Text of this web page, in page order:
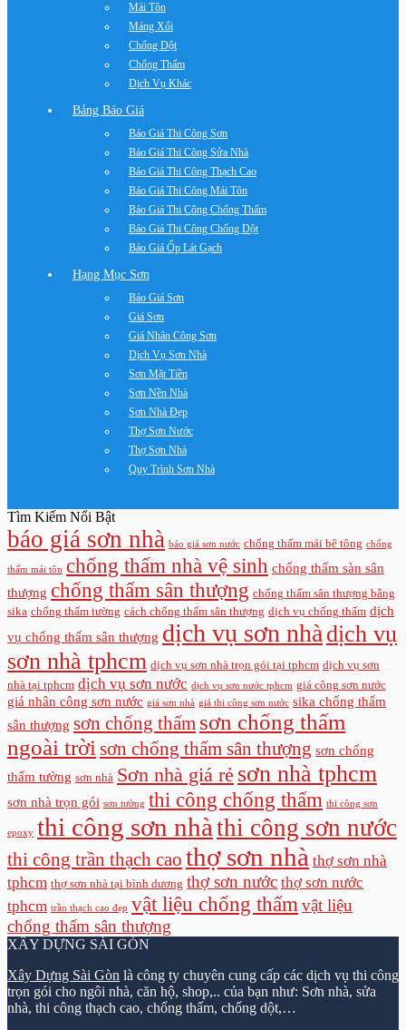
Mái Tôn
Máng Xối
Chống Dột
Chống Thấm
Dịch Vụ Khác
Bảng Báo Giá
Báo Giá Thi Công Sơn
Báo Giá Thi Công Sửa Nhà
Báo Giá Thi Công Thạch Cao
Báo Giá Thi Công Mái Tôn
Báo Giá Thi Công Chống Thấm
Báo Giá Thi Công Chống Dột
Báo Giá Ốp Lát Gạch
Hạng Mục Sơn
Báo Giá Sơn
Giá Sơn
Giá Nhân Công Sơn
Dịch Vụ Sơn Nhà
Sơn Mặt Tiền
Sơn Nền Nhà
Sơn Nhà Đẹp
Thợ Sơn Nước
Thợ Sơn Nhà
Quy Trình Sơn Nhà
Tìm Kiếm Nổi Bật
báo giá sơn nhà báo giá sơn nước chống thấm mái bê tông chống
thấm mái tôn chống thấm nhà vệ sinh chống thấm sàn sân
thượng chống thấm sân thượng chống thấm sân thượng bằng
sika chống thấm tường cách chống thấm sân thượng dịch vụ chống thấm dịch
vụ chống thấm sân thượng dịch vụ sơn nhà dịch vụ
sơn nhà tphcm dịch vụ sơn nhà trọn gói tại tphcm dịch vụ sơn
nhà tại tphcm dịch vụ sơn nước dịch vụ sơn nước tphcm giá công sơn nước
giá nhân công sơn nước giá sơn nhà giá thi công sơn nước sika chống thấm
sân thượng sơn chống thấm sơn chống thấm
ngoài trời sơn chống thấm sân thượng sơn chống
thấm tường sơn nhà Sơn nhà giá rẻ sơn nhà tphcm
sơn nhà trọn gói sơn tường thi công chống thấm thi công sơn
epoxy thi công sơn nhà thi công sơn nước
thi công trần thạch cao thợ sơn nhà thợ sơn nhà
tphcm thợ sơn nhà tại bình dương thợ sơn nước thợ sơn nước
tphcm trần thạch cao đẹp vật liệu chống thấm vật liệu
chống thấm sân thượng
XÂY DỰNG SÀI GÒN
Xây Dựng Sài Gòn là công ty chuyên cung cấp các dịch vụ thi công
trọn gói cho ngôi nhà, căn hộ, shop,.. của bạn như: Sơn nhà, sửa
nhà, thi công thạch cao, chống thấm, chống dột,…